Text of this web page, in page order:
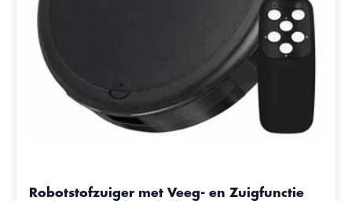
Robotstofzuiger met Veeg- en Zuigfunctie